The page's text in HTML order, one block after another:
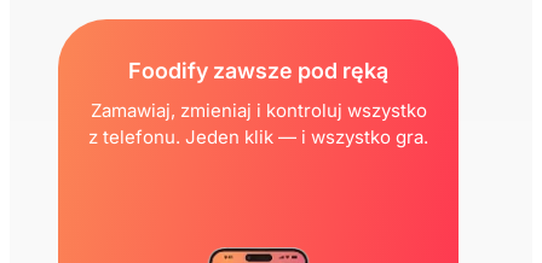
Foodify zawsze pod ręką
Zamawiaj, zmieniaj i kontroluj wszystko
z telefonu. Jeden klik — i wszystko gra.